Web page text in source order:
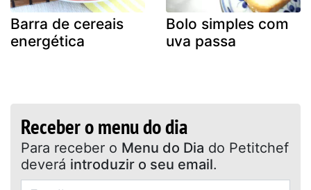
Barra de cereais
energética
Bolo simples com
uva passa
Receber o menu do dia
Para receber o Menu do Dia do Petitchef
deverá introduzir o seu email.